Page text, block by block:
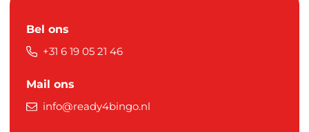
Bel ons
+31 6 19 05 21 46
Mail ons
info@ready4bingo.nl